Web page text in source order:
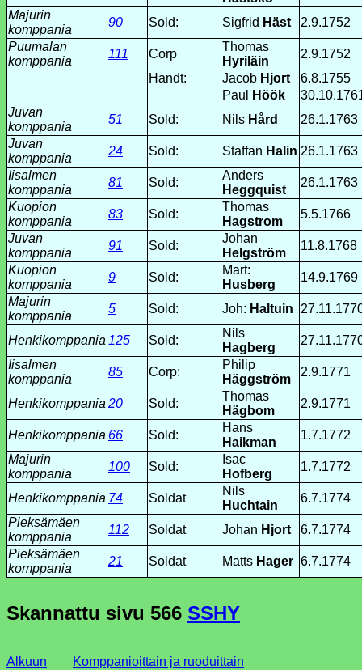
Majurin
komppania
90 Sold: Sigfrid Häst
2.9.1752
Puumalan
komppania
111 Corp
Thomas
Hyriläin
2.9.1752
Handt:
Jacob Hjort
6.8.1755
Paul
Höök
Juvan
komppania
51 Sold: Nils Hård
26.1.1763
Juvan
komppania
24 Sold: Staffan Halin 26.1.1763
Iisalmen
komppania
81 Sold:
Anders
Heggquist
26.1.1763
Kuopion
komppania
83 Sold:
Thomas
Hagstrom
5.5.1766
Juvan
komppania
91 Sold:
Johan
Helgström
11.8.1768
Kuopion
komppania
9 Sold:
Mart:
Husberg
14.9.1769
Majurin
komppania
5 Sold: Joh: Haltuin
Henkikomppania 125 Sold:
Nils
Hagberg
Iisalmen
komppania
85 Corp:
Philip
Häggström
2.9.1771
Henkikomppania 20 Sold:
Thomas
Hägbom
2.9.1771
Henkikomppania 66 Sold:
Hans
Haikman
1.7.1772
Majurin
komppania
100 Sold:
Isac
Hofberg
1.7.1772
Henkikomppania 74 Soldat
Nils
Huchtain
6.7.1774
Pieksämäen
komppania
112 Soldat Johan Hjort
6.7.1774
Pieksämäen
komppania
21 Soldat Matts Hager 6.7.1774
Skannattu sivu 566 SSHY
Alkuun Komppanioittain ja ruoduittain